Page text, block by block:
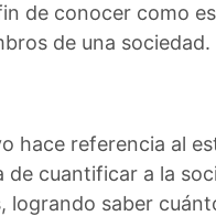
de conocer como
de una sociedad.
hace referencia al
de cuantificar a la
logrando saber